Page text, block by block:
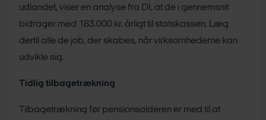
udlandet, viser en analyse fra DI, at de i gennemsnit
bidrager med 183.000 kr. årligt til statskassen. Læg
dertil alle de job, der skabes, når virksomhederne kan
udvikle sig.
Tidlig tilbagetrækning
Tilbagetrækning før pensionsalderen er med til at